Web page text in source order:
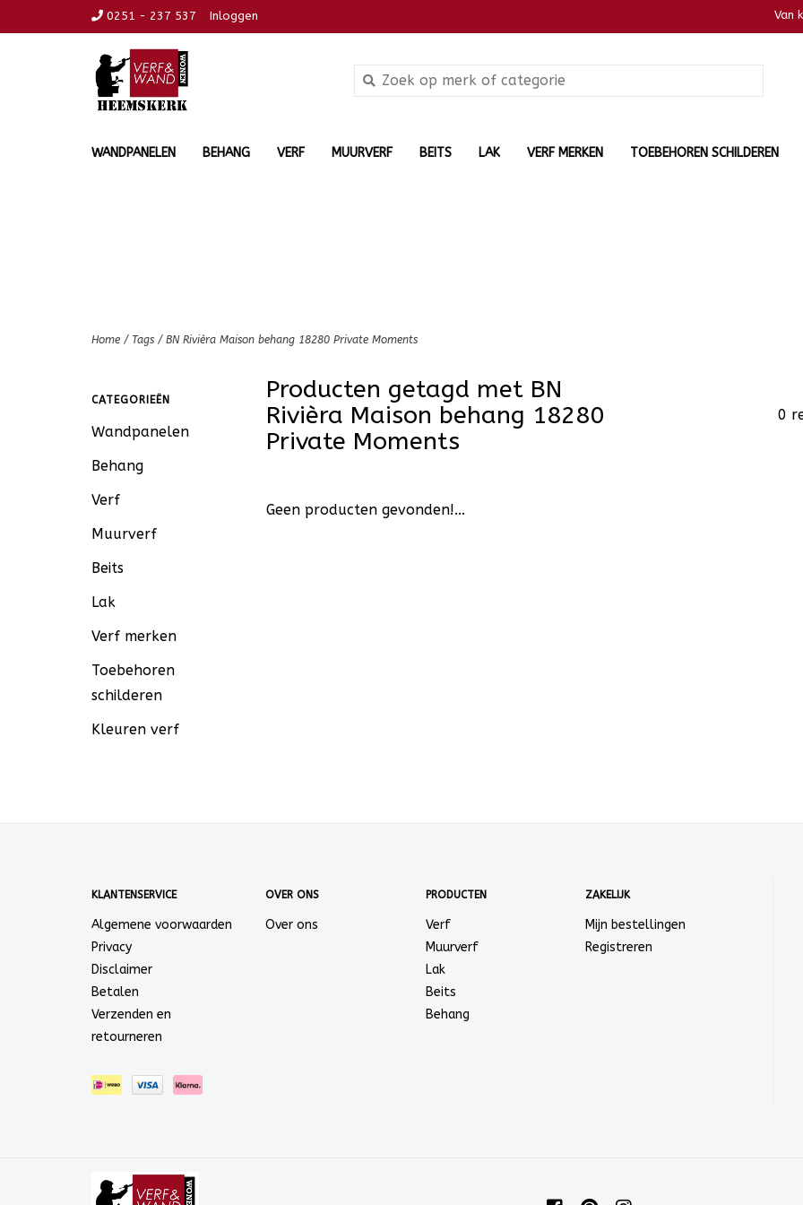
0251 - 237 537 Inloggen Van
WANDPANELEN BEHANG VERF MUURVERF BEITS LAK VERF MERKEN TOEBEHOREN SCHILDEREN
Home / Tags / BN Rivièra Maison behang 18280 Private Moments
CATEGORIEËN
Wandpanelen
Behang
Verf
Muurverf
Beits
Lak
Verf merken
Toebehoren
schilderen
Kleuren verf
Producten getagd met BN
Rivièra Maison behang 18280
Private Moments
0
Geen producten gevonden!...
KLANTENSERVICE
Algemene voorwaarden
Privacy
Disclaimer
Betalen
Verzenden en
retourneren
OVER ONS
Over ons
PRODUCTEN
Verf
Muurverf
Lak
Beits
Behang
ZAKELIJK
Mijn bestellingen
Registreren